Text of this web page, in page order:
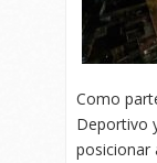
Como
Deportivo
posicionar